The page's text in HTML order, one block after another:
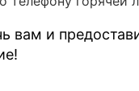
вам и